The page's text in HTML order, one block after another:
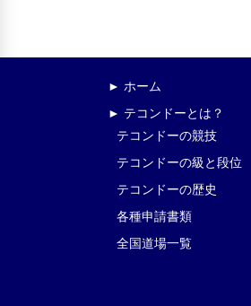
► ホーム
► テコンドーとは？
テコンドーの競技
テコンドーの級と段位
テコンドーの歴史
各種申請書類
全国道場一覧